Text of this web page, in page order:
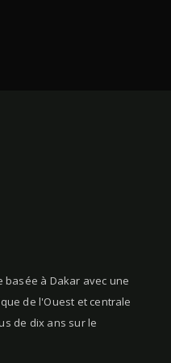
à Dakar avec une
de l'Ouest et centrale
de dix ans sur le